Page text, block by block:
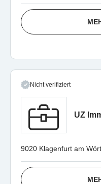
Nicht verifiziert
UZ
9020 Klagenfurt am